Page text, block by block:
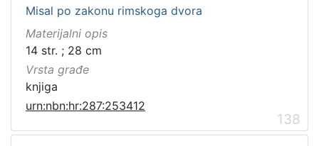
Misal po zakonu rimskoga dvora
Materijalni opis
14 str. ; 28 cm
Vrsta građe
knjiga
urn:nbn:hr:287:253412
138